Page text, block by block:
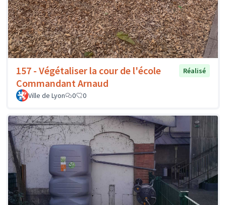
157 - Végétaliser la cour de l'école
Commandant Arnaud
Réalisé
Ville de Lyon 0 0